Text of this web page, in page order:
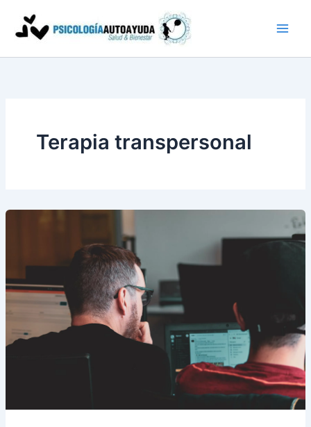
contenido
Terapia transpersonal